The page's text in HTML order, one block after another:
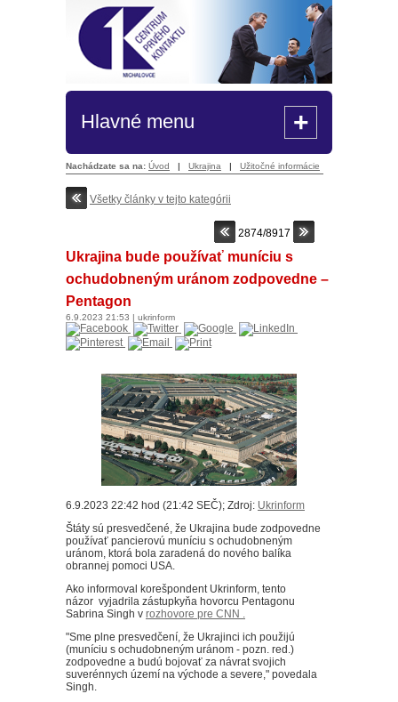
Hlavné menu +
Nachádzate sa na: Úvod | Ukrajina | Užitočné informácie
Všetky články v tejto kategórii
2874/8917
Ukrajina bude používať muníciu s
ochudobneným uránom zodpovedne –
Pentagon
6.9.2023 21:53 | ukrinform
6.9.2023 22:42 hod (21:42 SEČ); Zdroj: Ukrinform
Štáty sú presvedčené, že Ukrajina bude zodpovedne
používať pancierovú muníciu s ochudobneným
uránom, ktorá bola zaradená do nového balíka
obrannej pomoci USA.
Ako informoval korešpondent Ukrinform, tento
názor vyjadrila zástupkyňa hovorcu Pentagonu
Sabrina Singh v rozhovore pre CNN .
"Sme plne presvedčení, že Ukrajinci ich použijú
(muníciu s ochudobneným uránom - pozn. red.)
zodpovedne a budú bojovať za návrat svojich
suverénnych území na východe a severe," povedala
Singh.